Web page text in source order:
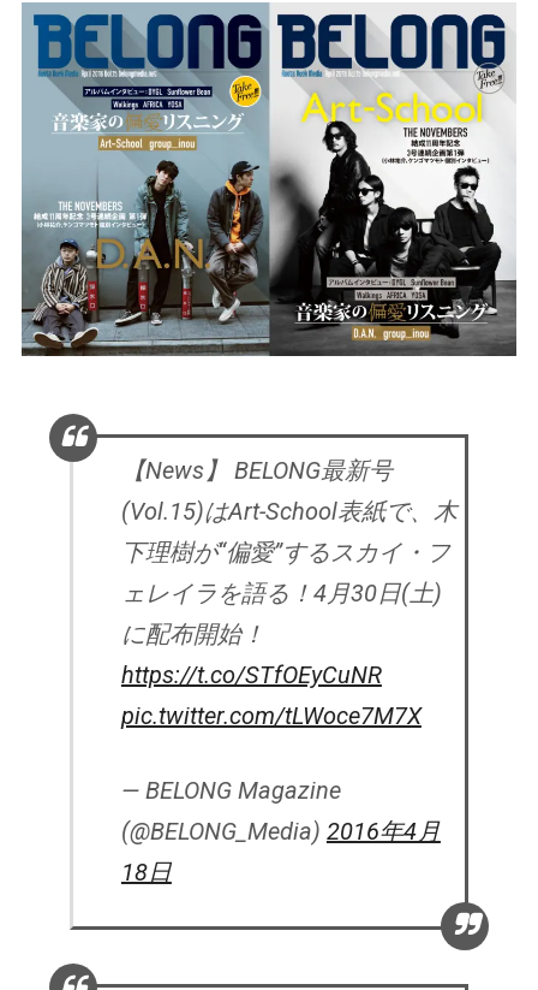
【News】 BELONG最新号
(Vol.15)はArt-School表紙で、木
下理樹が“偏愛”するスカイ・フ
ェレイラを語る！4月30日(土)
に配布開始！
https://t.co/STfOEyCuNR
pic.twitter.com/tLWoce7M7X
— BELONG Magazine
(@BELONG_Media) 2016年4月
18日